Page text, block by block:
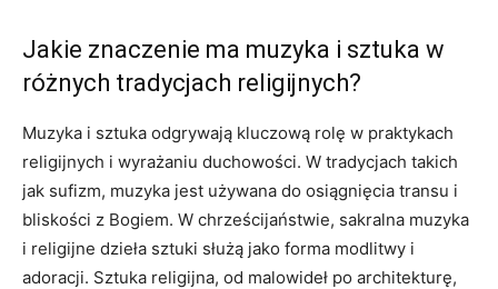
Jakie znaczenie ma muzyka i sztuka w
różnych tradycjach religijnych?
Muzyka i sztuka odgrywają kluczową rolę w praktykach
religijnych i wyrażaniu duchowości. W tradycjach takich
jak sufizm, muzyka jest używana do osiągnięcia transu i
bliskości z Bogiem. W chrześcijaństwie, sakralna muzyka
i religijne dzieła sztuki służą jako forma modlitwy i
adoracji. Sztuka religijna, od malowideł po architekturę,